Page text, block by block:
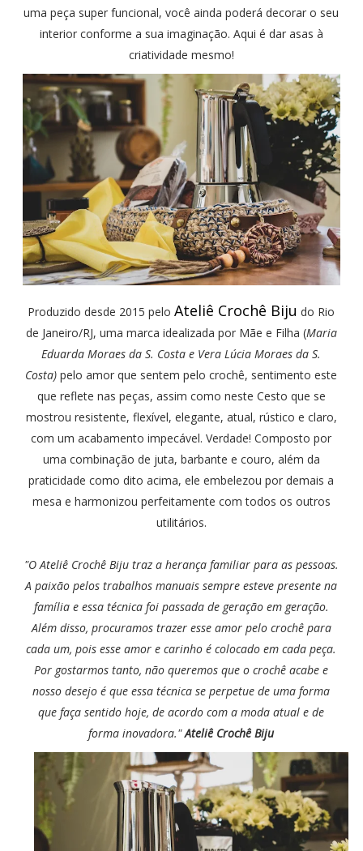
uma peça super funcional, você ainda poderá decorar o seu
interior conforme a sua imaginação. Aqui é dar asas à
criatividade mesmo!
Produzido desde 2015 peloAteliê Crochê Biju do Rio
de Janeiro/RJ, uma marca idealizada por Mãe e Filha (Maria
Eduarda Moraes da S. Costa e Vera Lúcia Moraes da S.
Costa)pelo amor que sentem pelo crochê, sentimento este
que reflete nas peças, assim como neste Cesto que se
mostrou resistente, flexível, elegante, atual, rústico e claro,
com um acabamento impecável. Verdade! Composto por
uma combinação de juta, barbante e couro, além da
praticidade como dito acima, ele embelezou por demais a
mesa e harmonizou perfeitamente com todos os outros
utilitários.
"O Ateliê Crochê Biju traz a herança familiar para as pessoas.
A paixãopelos trabalhos manuais sempre esteve presente na
família e essa técnica foi passada de geração em geração.
Além disso, procuramos trazer esse amor pelo crochê para
cada um, pois esse amor e carinho écolocado em cada peça.
Por gostarmos tanto, não queremos que ocrochê acabe e
nosso desejo é que essa técnica se perpetue de umaforma
que faça sentido hoje, de acordo com a moda atual e de
formainovadora."Ateliê Crochê Biju